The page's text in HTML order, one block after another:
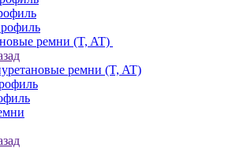
ремни (T, AT)
ремни (T, AT)